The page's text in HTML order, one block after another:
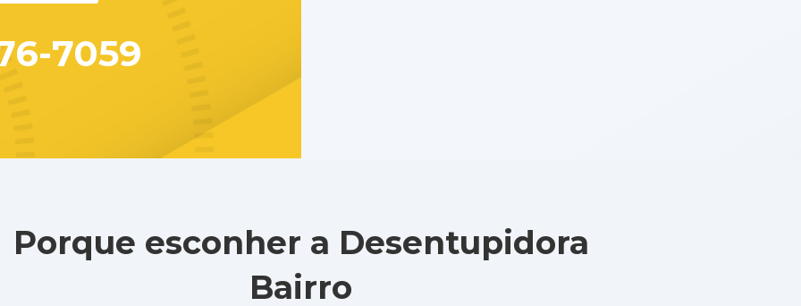
7059
Porque esconher a Desentupidora
Bairro